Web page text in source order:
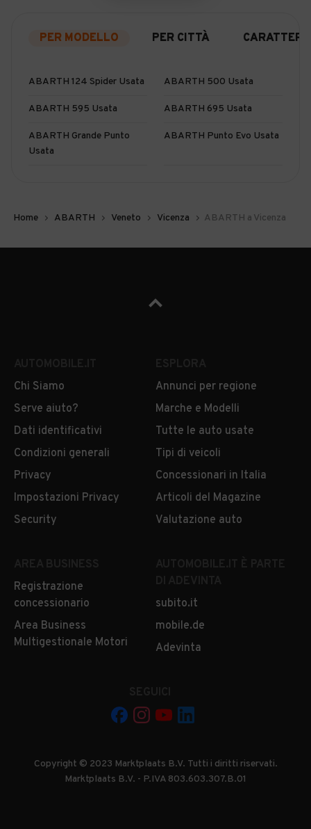
PER MODELLO PER CITTÀ
ABARTH 124 Spider Usata ABARTH 500 Usata
ABARTH 595 Usata ABARTH 695 Usata
ABARTH Grande Punto
Usata
ABARTH Punto Evo Usata
Home ABARTH Veneto Vicenza ABARTH a Vicenza
Chi Siamo
Serve aiuto?
Dati identificativi
Condizioni generali
Privacy
Impostazioni Privacy
Security
Annunci per regione
Marche e Modelli
Tutte le auto usate
Tipi di veicoli
Concessionari in Italia
Articoli del Magazine
Valutazione auto
Registrazione
concessionario
Area Business
Multigestionale Motori
subito.it
mobile.de
Adevinta
Copyright © 2023 Marktplaats B.V. Tutti i diritti riservati.
Marktplaats B.V. - P.IVA 803.603.307.B.01